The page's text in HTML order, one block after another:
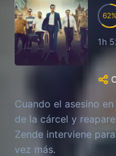
62
1h
Cuando el asesino
de la cárcel y
Zende interviene
vez más.